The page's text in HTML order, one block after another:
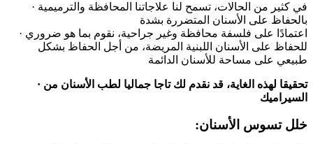
· في كثير من الحالات، تسمح لنا علاجاتنا المحافظة والترميمية
بالحفاظ على الأسنان المتضررة بشدة
· اعتمادًا على فلسفة محافظة وغير جراحية، نقوم بما هو ضروري
للحفاظ على الأسنان اللبنية المريضة، من أجل الحفاظ بشكل
طبيعي على مساحة للأسنان الدائمة
· تحقيقا لهذه الغاية، قد نقدم لك تاجا جماليا لطب الأسنان من
السيراميك
:خلل تسوس الأسنان